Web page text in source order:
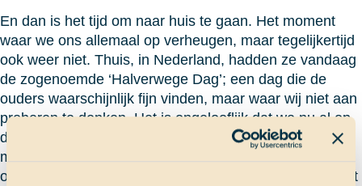
En dan is het tijd om naar huis te gaan. Het moment
waar we ons allemaal op verheugen, maar tegelijkertijd
ook weer niet. Thuis, in Nederland, hadden ze vandaag
de zogenoemde ‘Halverwege Dag’; een dag die de
ouders waarschijnlijk fijn vinden, maar waar wij niet aan
proberen te denken. Het is ongelooflijk dat we nu al op
de helft zitten van onze reis. We hebben zo veel
meegemaakt, woorden zijn er niet genoeg om het te
omschrijven. Maar ja, natuurlijk gingen we vandaag niet